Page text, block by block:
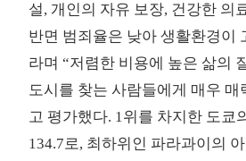
설, 개인의 자유 보장, 건강한 의
반면 범죄율은 낮아 생활환경이
라며 “저렴한 비용에 높은 삶의
도시를 찾는 사람들에게 매우 매
고 평가했다. 1위를 차지한 도쿄
134.7로, 최하위인 파라과이의